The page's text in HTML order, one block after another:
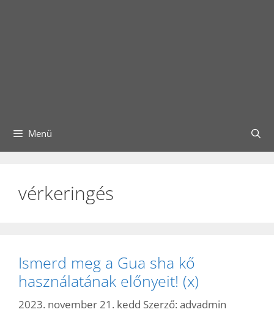
Menü
vérkeringés
Ismerd meg a Gua sha kő
használatának előnyeit! (x)
2023. november 21. kedd Szerző: advadmin